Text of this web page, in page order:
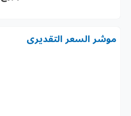
موشر السعر التقديرى